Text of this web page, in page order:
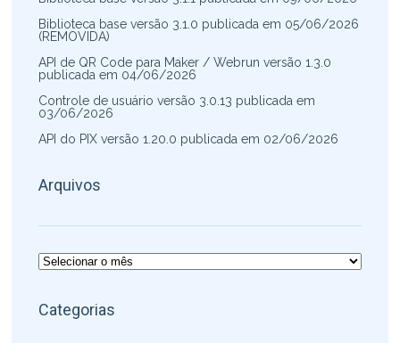
Biblioteca base versão 3.1.0 publicada em 05/06/2026
(REMOVIDA)
API de QR Code para Maker / Webrun versão 1.3.0
publicada em 04/06/2026
Controle de usuário versão 3.0.13 publicada em
03/06/2026
API do PIX versão 1.20.0 publicada em 02/06/2026
Arquivos
Arquivos
Categorias